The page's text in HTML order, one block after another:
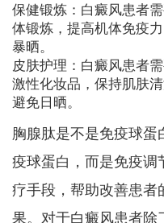
保健锻炼：白癜风患者
体锻炼，提高机体免疫
暴晒。
皮肤护理：白癜风患者
激性化妆品，保持肌肤
避免日晒。
胸腺肽是不是免疫球
疫球蛋白，而是免疫调
疗手段，帮助改善患者
果。对于白癜风患者除